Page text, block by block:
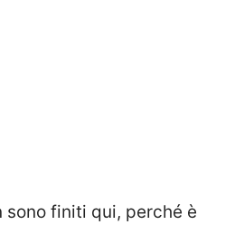
sono finiti qui, perché è